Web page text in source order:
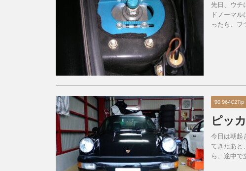
先日、ウチ
ドノーマ
ったら、フ
'90 964C2Tip
ピッ
今日は朝起
てきたあと
ら、途中で